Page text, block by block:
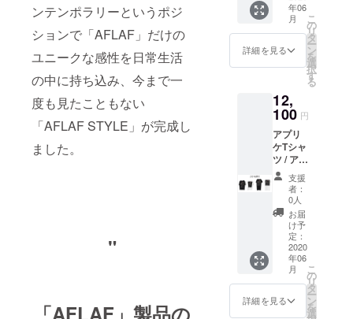
ンテンポラリーというポジ
ションで「AFLAF」だけの
ユニークな感性を日常生活
の中に持ち込み、今まで一
度も見たこともない
「AFLAF STYLE」が完成し
ました。
"
「AFLAF」製品の
30％割
年06
月
詳細を見る
こ
の
リ
タ
ー
ン
を
選
択
す
る
12,
100 円
アプリ
ケTシャ
ツ / アプ
リケワ
ンピー
「CAM
PFIRE
限定価
格」 価
15,120
円 ▷
20％割
引
支援
者：
0人
お届
け予
定：
2020
年06
月
詳細を見る
こ
の
リ
タ
ー
ン
を
選